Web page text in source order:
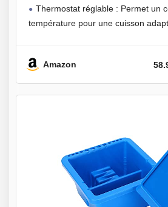
Thermostat réglable : Permet un
température pour une cuisson
Amazon